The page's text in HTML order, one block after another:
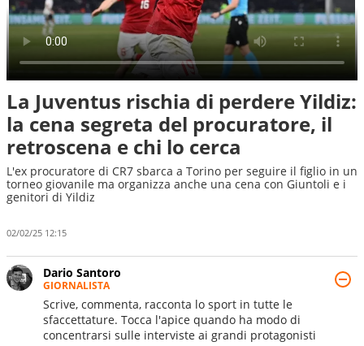
La Juventus rischia di perdere Yildiz:
la cena segreta del procuratore, il
retroscena e chi lo cerca
L'ex procuratore di CR7 sbarca a Torino per seguire il figlio in un
torneo giovanile ma organizza anche una cena con Giuntoli e i
genitori di Yildiz
02/02/25 12:15
Dario Santoro
GIORNALISTA
Scrive, commenta, racconta lo sport in tutte le
sfaccettature. Tocca l'apice quando ha modo di
concentrarsi sulle interviste ai grandi protagonisti